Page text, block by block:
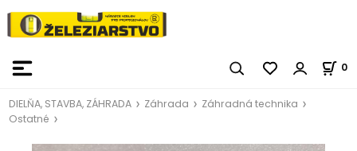
0
DIELŇA, STAVBA, ZÁHRADA Záhrada
Záhradná technika
Ostatné